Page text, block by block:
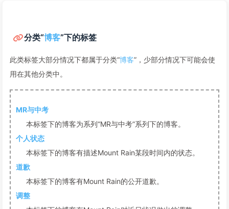
分类“博客”下的标签
此类标签大部分情况下都属于分类“博客”，少部分情况下可能会使
用在其他分类中。
MR与中考
本标签下的博客为系列“MR与中考”系列下的博客。
个人状态
本标签下的博客有描述Mount Rain某段时间内的状态。
道歉
本标签下的博客有Mount Rain的公开道歉。
调整